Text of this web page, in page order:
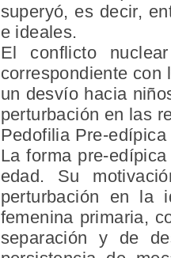
superyó, es decir,
e ideales.
El conflicto
correspondiente con
un desvío hacia
perturbación en las
Pedofilia Pre-edípica
La forma pre-
edad. Su
perturbación en la
femenina primaria,
separación y de